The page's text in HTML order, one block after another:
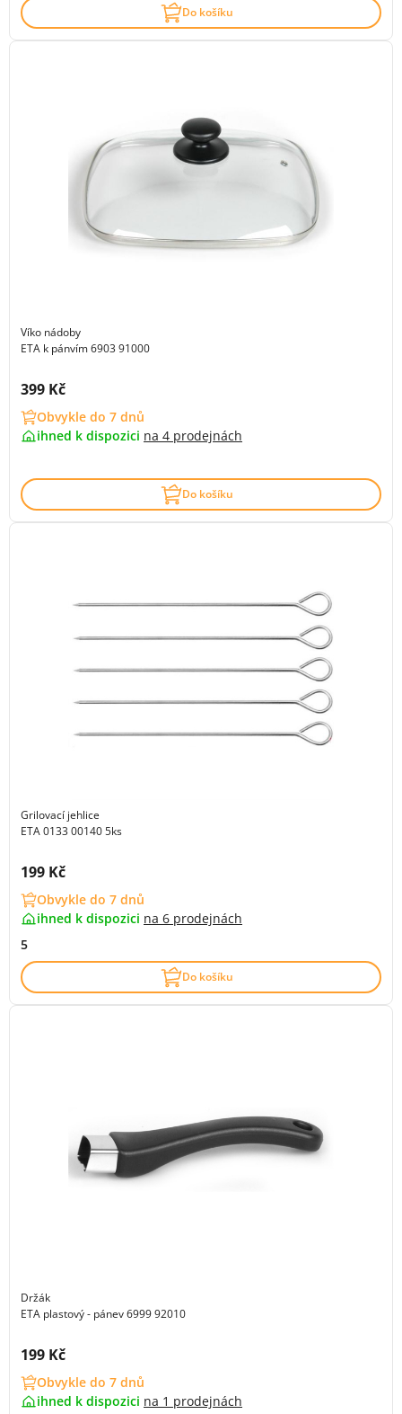
Do košíku
Víko nádoby
ETA k pánvím 6903 91000
Cena s DPH:
399 Kč
Obvykle do 7 dnů
ihned k dispozici na 4 prodejnách
Do košíku
Grilovací jehlice
ETA 0133 00140 5ks
Cena s DPH:
199 Kč
Obvykle do 7 dnů
ihned k dispozici na 6 prodejnách
5
Do košíku
Držák
ETA plastový - pánev 6999 92010
Cena s DPH:
199 Kč
Obvykle do 7 dnů
ihned k dispozici na 1 prodejnách